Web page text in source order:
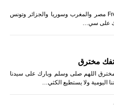
اكواد اعلام الدول فى فري فاير Free Fire مصر والمغرب وسوريا والجزائر وتونس
على سي…
مخترق
اللهم صلى وسلم وبارك على سيدنا
اليومية ولا يستطيع الكثي…